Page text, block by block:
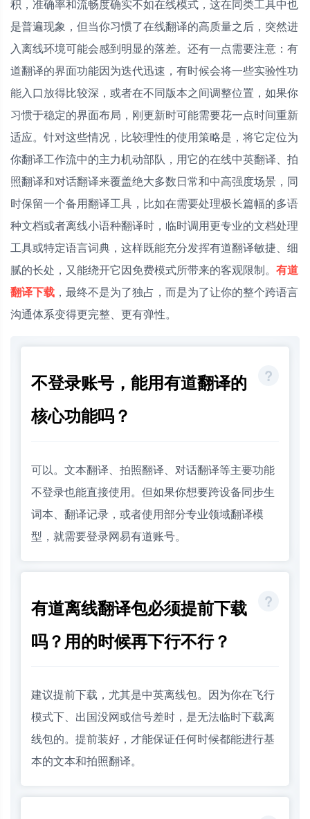
积，准确率和流畅度确实不如在线模式，这在同类工具中也
是普遍现象，但当你习惯了在线翻译的高质量之后，突然进
入离线环境可能会感到明显的落差。还有一点需要注意：有
道翻译的界面功能因为迭代迅速，有时候会将一些实验性功
能入口放得比较深，或者在不同版本之间调整位置，如果你
习惯于稳定的界面布局，刚更新时可能需要花一点时间重新
适应。针对这些情况，比较理性的使用策略是，将它定位为
你翻译工作流中的主力机动部队，用它的在线中英翻译、拍
照翻译和对话翻译来覆盖绝大多数日常和中高强度场景，同
时保留一个备用翻译工具，比如在需要处理极长篇幅的多语
种文档或者离线小语种翻译时，临时调用更专业的文档处理
工具或特定语言词典，这样既能充分发挥有道翻译敏捷、细
腻的长处，又能绕开它因免费模式所带来的客观限制。 有道
翻译下载 ，最终不是为了独占，而是为了让你的整个跨语言
沟通体系变得更完整、更有弹性。
不登录账号，能用有道翻译的
核心功能吗？
可以。文本翻译、拍照翻译、对话翻译等主要功能
不登录也能直接使用。但如果你想要跨设备同步生
词本、翻译记录，或者使用部分专业领域翻译模
型，就需要登录网易有道账号。
有道离线翻译包必须提前下载
吗？用的时候再下行不行？
建议提前下载，尤其是中英离线包。因为你在飞行
模式下、出国没网或信号差时，是无法临时下载离
线包的。提前装好，才能保证任何时候都能进行基
本的文本和拍照翻译。